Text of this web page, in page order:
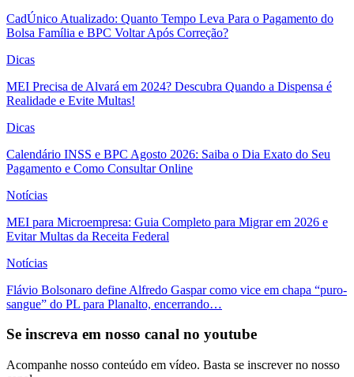
CadÚnico Atualizado: Quanto Tempo Leva Para o Pagamento do
Bolsa Família e BPC Voltar Após Correção?
Dicas
MEI Precisa de Alvará em 2024? Descubra Quando a Dispensa é
Realidade e Evite Multas!
Dicas
Calendário INSS e BPC Agosto 2026: Saiba o Dia Exato do Seu
Pagamento e Como Consultar Online
Notícias
MEI para Microempresa: Guia Completo para Migrar em 2026 e
Evitar Multas da Receita Federal
Notícias
Flávio Bolsonaro define Alfredo Gaspar como vice em chapa “puro-
sangue” do PL para Planalto, encerrando…
Se inscreva em nosso canal no youtube
Acompanhe nosso conteúdo em vídeo. Basta se inscrever no nosso